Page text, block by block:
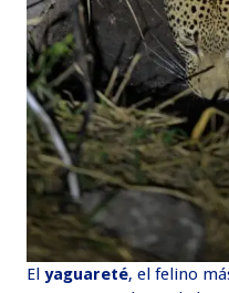
Elyaguareté, el felino